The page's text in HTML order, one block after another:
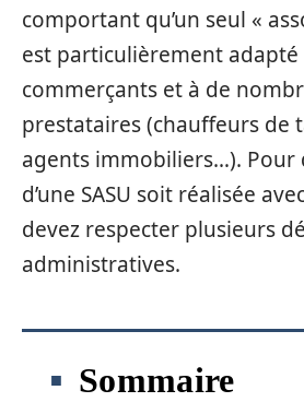
comportant qu’un seul «
est particulièrement adapté
commerçants et à de
prestataires (chauffeurs de
agents immobiliers…). Pour
d’une SASU soit réalisée
devez respecter plusieurs
administratives.
Sommaire